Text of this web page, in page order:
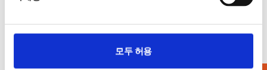
모두 허용